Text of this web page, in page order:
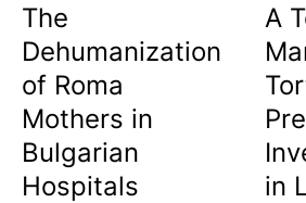
The
Dehumanization
of Roma
Mothers in
Bulgarian
Hospitals
A
in